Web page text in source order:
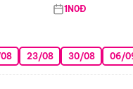
1N0Đ
23/08 30/08 06/